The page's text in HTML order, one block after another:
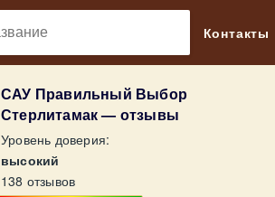
Контакты
САУ Правильный Выбор
Стерлитамак — отзывы
Уровень доверия:
высокий
138 отзывов